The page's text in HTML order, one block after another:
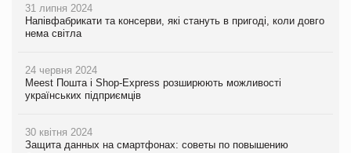
31 липня 2024
Напівфабрикати та консерви, які стануть в пригоді, коли довго
нема світла
24 червня 2024
Meest Пошта і Shop-Express розширюють можливості
українських підприємців
30 квітня 2024
Защита данных на смартфонах: советы по повышению